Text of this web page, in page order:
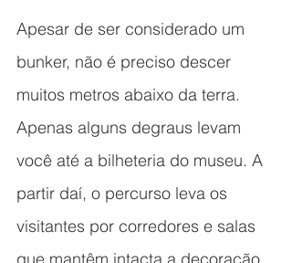
Apesar de ser considerado um
bunker, não é preciso descer
muitos metros abaixo da terra.
Apenas alguns degraus levam
você até a bilheteria do museu. A
partir daí, o percurso leva os
visitantes por corredores e salas
que mantêm intacta a decoração